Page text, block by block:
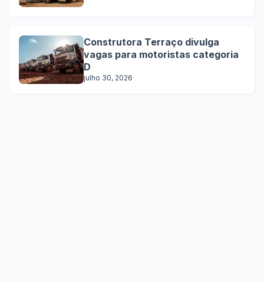
Construtora Terraço divulga
vagas para motoristas categoria
D
julho 30, 2026